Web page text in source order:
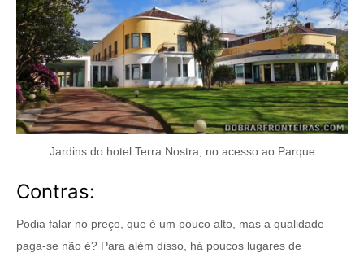
Jardins do hotel Terra Nostra, no acesso ao Parque
Contras:
Podia falar no preço, que é um pouco alto, mas a qualidade
paga-se não é? Para além disso, há poucos lugares de